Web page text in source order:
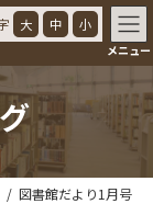
大 中 小
メニュー
図書館だより1月号